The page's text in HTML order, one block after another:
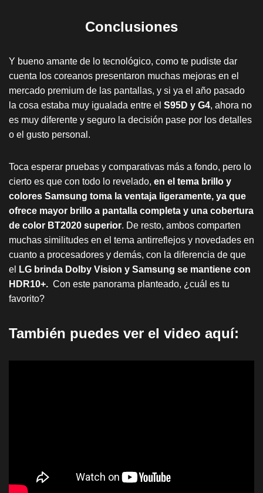
Conclusiones
Y bueno amante de lo tecnológico, como te pudiste dar
cuenta los coreanos presentaron muchas mejoras en el
mercado premium de las pantallas, y si ya el año pasado
la cosa estaba muy igualada entre el S95D y G4, ahora no
es muy diferente y seguro la decisión pase por los detalles
o el gusto personal.
Toca esperar pruebas y comparativas más a fondo, pero lo
cierto es que con todo lo revelado, en el tema brillo y
colores Samsung toma la ventaja ligeramente, ya que
ofrece mayor brillo a pantalla completa y una cobertura
de color BT2020 superior. De resto, ambos comparten
muchas similitudes en el tema antirreflejos y novedades en
cuanto a procesadores y demás, con la diferencia de que
el
LG brinda Dolby Vision y Samsung se mantiene con
HDR10+. Con este panorama planteado, ¿cuál es tu
favorito?
También puedes ver el video aquí: